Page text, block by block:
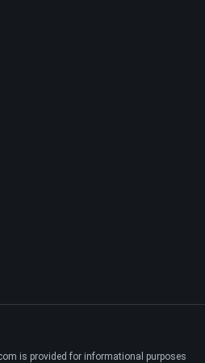
is provided for informational purposes